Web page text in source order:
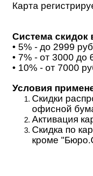
Карта
Система скидок
• 5% - до 2999
• 7% - от 3000 до
• 10% - от 7000
Условия
Скидки
офисной
Активация
Скидка по
кроме